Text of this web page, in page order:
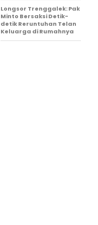
Longsor Trenggalek: Pak
Minto Bersaksi Detik-
detik Reruntuhan Telan
Keluarga di Rumahnya